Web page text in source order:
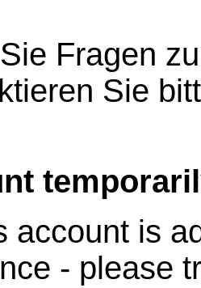
Fragen
Sie
account is
- please